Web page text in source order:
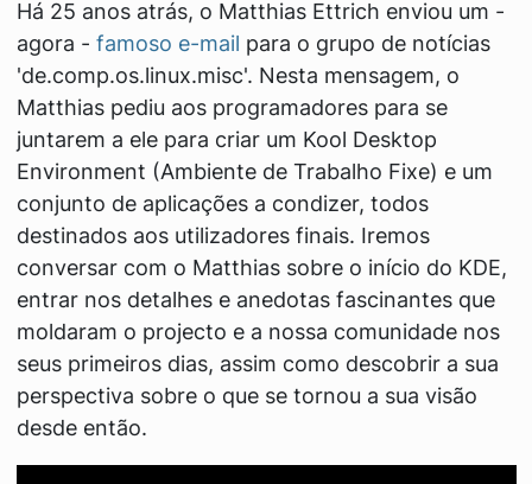
Há 25 anos atrás, o Matthias Ettrich enviou um -
agora - famoso e-mail para o grupo de notícias
'de.comp.os.linux.misc'. Nesta mensagem, o
Matthias pediu aos programadores para se
juntarem a ele para criar um Kool Desktop
Environment (Ambiente de Trabalho Fixe) e um
conjunto de aplicações a condizer, todos
destinados aos utilizadores finais. Iremos
conversar com o Matthias sobre o início do KDE,
entrar nos detalhes e anedotas fascinantes que
moldaram o projecto e a nossa comunidade nos
seus primeiros dias, assim como descobrir a sua
perspectiva sobre o que se tornou a sua visão
desde então.